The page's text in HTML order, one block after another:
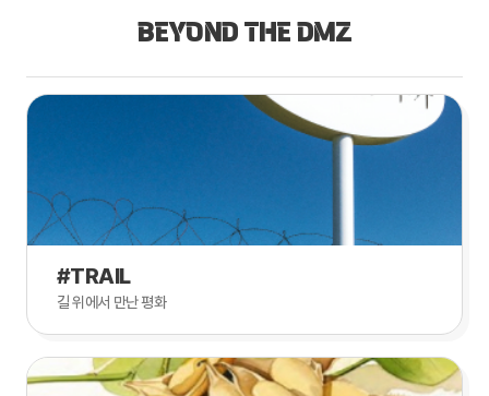
BEYOND THE DMZ
#TRAIL
길 위에서 만난 평화